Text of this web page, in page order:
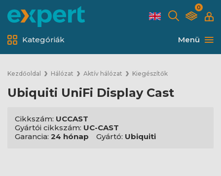
0
Menü
Kategóriák
Kezdőoldal Hálózat Aktív hálózat Kiegészítők
Ubiquiti UniFi Display Cast
Cikkszám: UCCAST
Gyártói cikkszám: UC-CAST
Garancia: 24 hónap Gyártó: Ubiquiti